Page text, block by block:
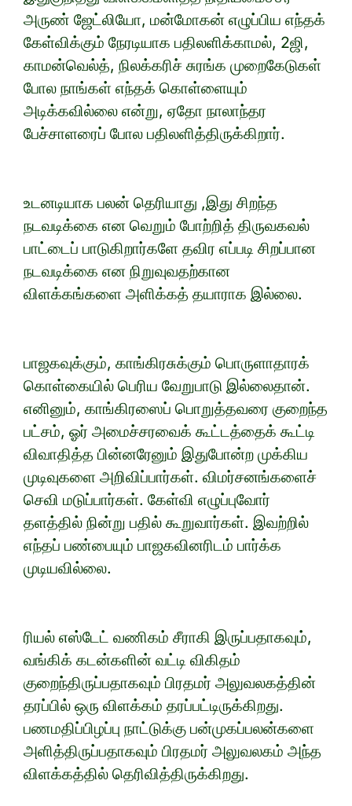
அருண் ஜேட்லியோ, மன்மோகன் எழுப்பிய எந்தக்
கேள்விக்கும் நேரடியாக பதிலளிக்காமல், 2ஜி,
காமன்வெல்த், நிலக்கரிச் சுரங்க முறைகேடுகள்
போல நாங்கள் எந்தக் கொள்ளையும்
அடிக்கவில்லை என்று, ஏதோ நாலாந்தர
பேச்சாளரைப் போல பதிலளித்திருக்கிறார்.
உடனடியாக பலன் தெரியாது ,இது சிறந்த
நடவடிக்கை என வெறும் போற்றித் திருவகவல்
பாட்டைப் பாடுகிறார்களே தவிர எப்படி சிறப்பான
நடவடிக்கை என நிறுவுவதற்கான
விளக்கங்களை அளிக்கத் தயாராக இல்லை.
பாஜகவுக்கும், காங்கிரசுக்கும் பொருளாதாரக்
கொள்கையில் பெரிய வேறுபாடு இல்லைதான்.
எனினும், காங்கிரஸைப் பொறுத்தவரை குறைந்த
பட்சம், ஓர் அமைச்சரவைக் கூட்டத்தைக் கூட்டி
விவாதித்த பின்னரேனும் இதுபோன்ற முக்கிய
முடிவுகளை அறிவிப்பார்கள். விமர்சனங்களைச்
செவி மடுப்பார்கள். கேள்வி எழுப்புவோர்
தளத்தில் நின்று பதில் கூறுவார்கள். இவற்றில்
எந்தப் பண்பையும் பாஜகவினரிடம் பார்க்க
முடியவில்லை.
ரியல் எஸ்டேட் வணிகம் சீராகி இருப்பதாகவும்,
வங்கிக் கடன்களின் வட்டி விகிதம்
குறைந்திருப்பதாகவும் பிரதமர் அலுவலகத்தின்
தரப்பில் ஒரு விளக்கம் தரப்பட்டிருக்கிறது.
பணமதிப்பிழப்பு நாட்டுக்கு பன்முகப்பலன்களை
அளித்திருப்பதாகவும் பிரதமர் அலுவலகம் அந்த
விளக்கத்தில் தெரிவித்திருக்கிறது.